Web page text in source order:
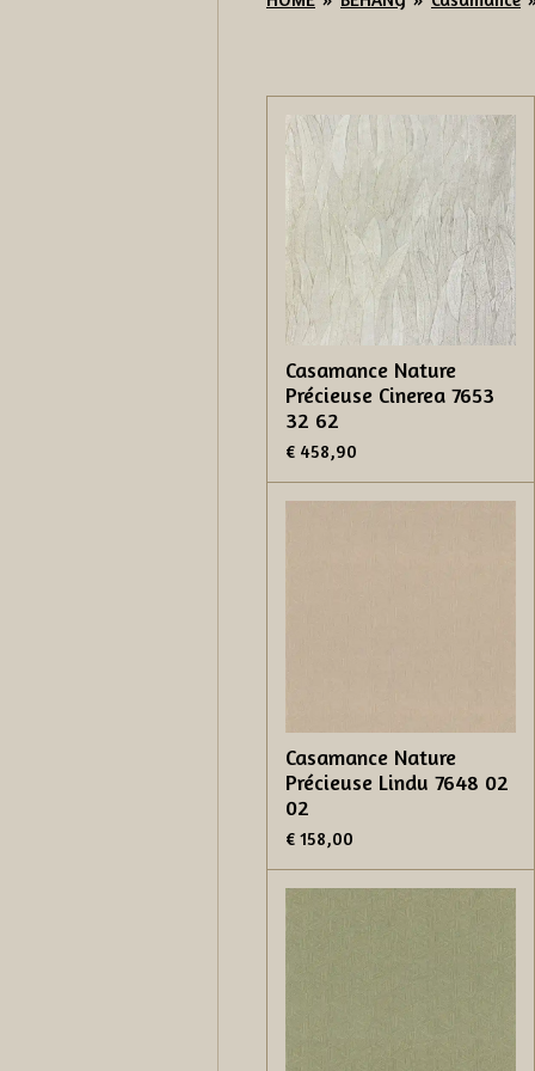
Casamance Nature
Précieuse Cinerea 7653
32 62
€ 458,90
Casamance Nature
Précieuse Lindu 7648 02
02
€ 158,00